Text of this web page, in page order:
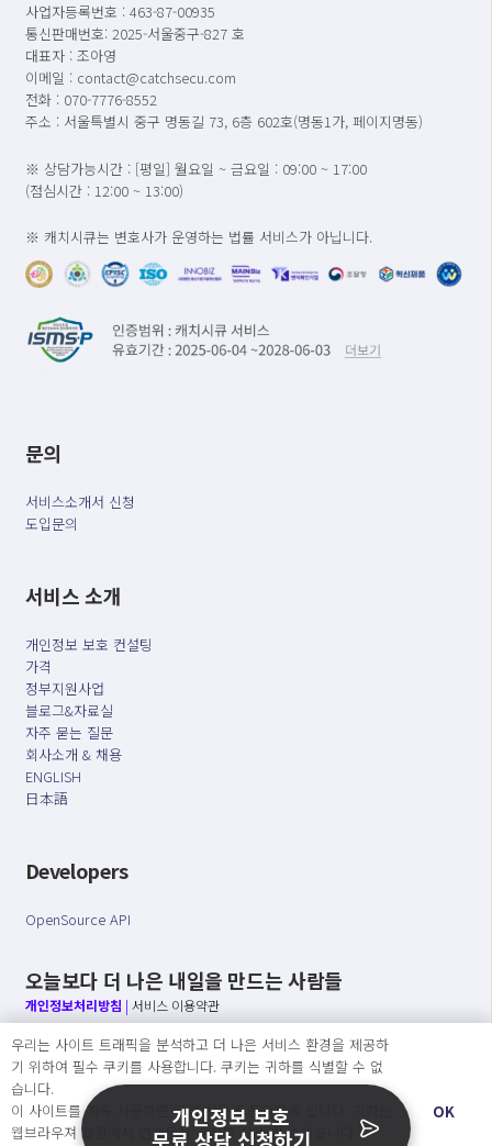
사업자등록번호 : 463-87-00935
통신판매번호: 2025-서울중구-827 호
대표자 : 조아영
이메일 : contact@catchsecu.com
전화 : 070-7776-8552
주소 : 서울특별시 중구 명동길 73, 6층 602호(명동1가, 페이지명동)
※ 상담가능시간 : [평일] 월요일 ~ 금요일 : 09:00 ~ 17:00
(점심시간 : 12:00 ~ 13:00)
※ 캐치시큐는 변호사가 운영하는 법률 서비스가 아닙니다.
문의
서비스소개서 신청
도입문의
서비스 소개
개인정보 보호 컨설팅
가격
정부지원사업
블로그&자료실
자주 묻는 질문
회사소개 & 채용
ENGLISH
日本語
Developers
OpenSource API
오늘보다 더 나은 내일을 만드는 사람들
개인정보처리방침 | 서비스 이용약관
○ 개인정보보호 컴플라이언스를 선도하겠습니다.
○ 정보주체의 권리를 보장하겠습니다.
○ 기업의 개인정보보호를 위한 효율적 관리를 보장하겠습니다.
우리는 사이트 트래픽을 분석하고 더 나은 서비스 환경을 제공하
기 위하여 필수 쿠키를 사용합니다. 쿠키는 귀하를 식별할 수 없
습니다.
이 사이트를 계속 사용하면 쿠키 사용에 동의하게 됩니다. 귀하는
웹브라우져 설정에서 언제든지 쿠키를 삭제 할 수있습니다.
OK
개인정보 보호
무료 상담 신청하기